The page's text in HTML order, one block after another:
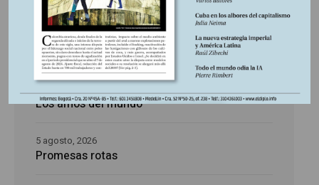
La época de la intranquilidad
5 agosto, 2026
Los amos del mundo
Promesas rotas
5 agosto, 2026